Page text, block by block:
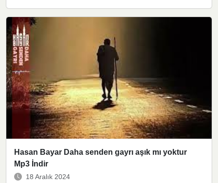
Hasan Bayar Daha senden gayrı aşık mı yoktur
Mp3 İndir
18 Aralık 2024